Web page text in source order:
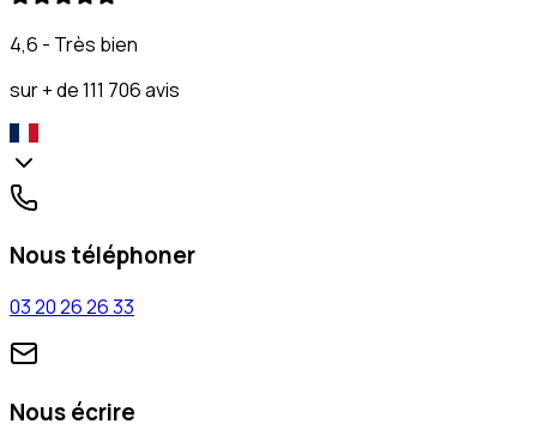
4,6 - Très bien
sur + de 111 706 avis
Nous téléphoner
03 20 26 26 33
Nous écrire